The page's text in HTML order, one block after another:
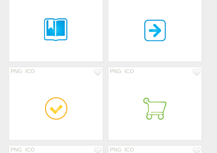
PNG ICO PNG ICO
PNG ICO PNG ICO